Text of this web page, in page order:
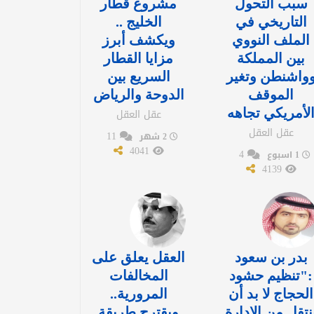
سبب التحول
التاريخي في
الملف النووي
بين المملكة
وتغير
الموقف
الأمريكي تجاهه
عقل العقل
4
4139
مشروع قطار
الخليج ..
ويكشف أبرز
مزايا القطار
السريع بين
الدوحة والرياض
عقل العقل
2 شهر
بدر بن سعود
:"تنظيم حشود
الحجاج لا بد أن
العقل يعلق على
المخالفات
المرورية..